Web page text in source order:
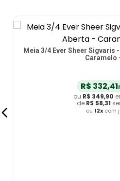
Meia 3/4 Ever Sheer Sigvaris
Caramelo
R$ 332,41
ou R$ 349,90
de R$ 58,31
ou 12x com